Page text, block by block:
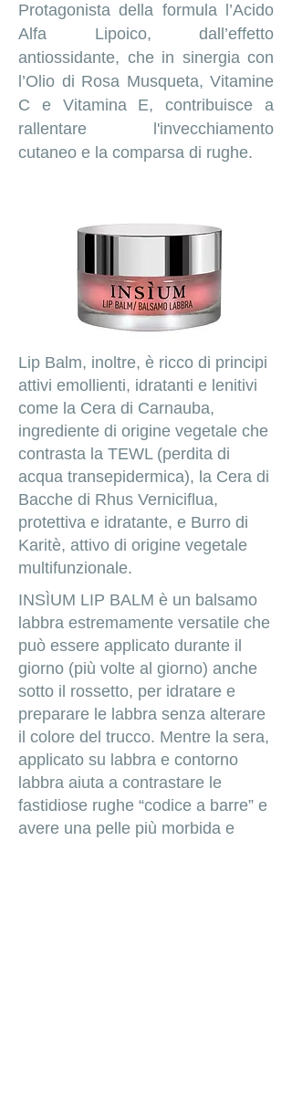
Protagonista della formula l’Acido
Alfa Lipoico, dall’effetto
antiossidante, che in sinergia con
l’Olio di Rosa Musqueta, Vitamine
C e Vitamina E, contribuisce a
rallentare l'invecchiamento
cutaneo e la comparsa di rughe.
Lip Balm, inoltre, è ricco di principi
attivi emollienti, idratanti e lenitivi
come la Cera di Carnauba,
ingrediente di origine vegetale che
contrasta la TEWL (perdita di
acqua transepidermica), la Cera di
Bacche di Rhus Verniciflua,
protettiva e idratante, e Burro di
Karitè, attivo di origine vegetale
multifunzionale.
INSÌUM LIP BALM è un balsamo
labbra estremamente versatile che
può essere applicato durante il
giorno (più volte al giorno) anche
sotto il rossetto, per idratare e
preparare le labbra senza alterare
il colore del trucco. Mentre la sera,
applicato su labbra e contorno
labbra aiuta a contrastare le
fastidiose rughe “codice a barre” e
avere una pelle più morbida e